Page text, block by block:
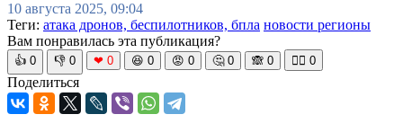
10 августа 2025, 09:04
Теги: атака дронов, беспилотников, бпла новости регионы
Вам понравилась эта публикация?
👍 0 👎 0 ❤ 0 😆 0 😡 0 🤔 0 🙈 0 🧘‍♀️ 0
Поделиться